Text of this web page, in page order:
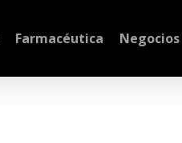
Farmacéutica Negocios